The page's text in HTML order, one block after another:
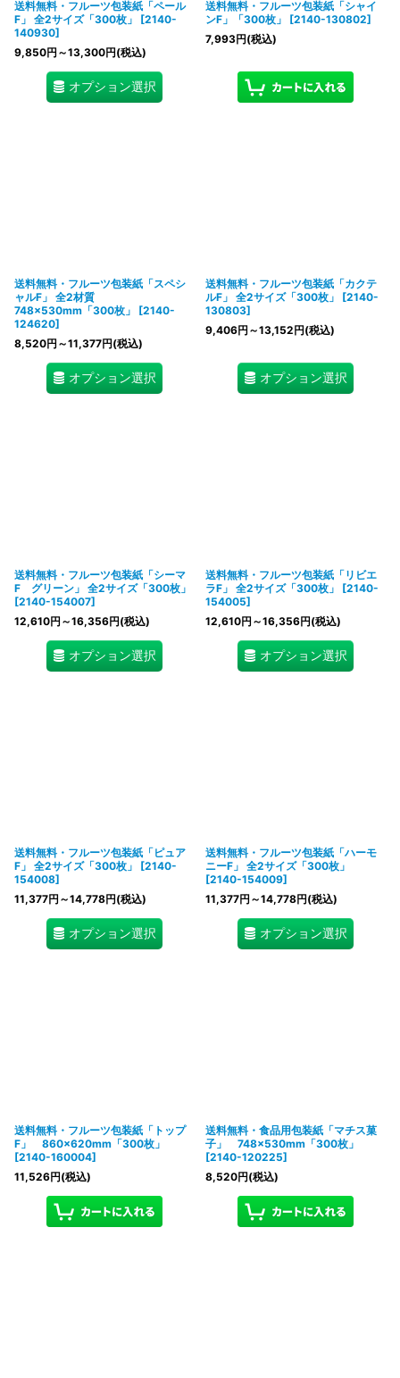
送料無料・フルーツ包装紙「ペール
F」 全2サイズ「300枚」
[2140-
140930]
9,850円 ～13,300円(税込)
オプション選択
送料無料・フルーツ包装紙「シャイ
ンF」「300枚」
[2140-130802]
7,993円(税込)
送料無料・フルーツ包装紙「スペシ
ャルF」 全2材質
748×530mm「300枚」
[2140-
124620]
8,520円 ～11,377円(税込)
オプション選択
送料無料・フルーツ包装紙「カクテ
ルF」 全2サイズ「300枚」
[2140-
130803]
9,406円 ～13,152円(税込)
オプション選択
送料無料・フルーツ包装紙「シーマ
F グリーン」 全2サイズ「300枚」
[2140-154007]
12,610円 ～16,356円(税込)
オプション選択
送料無料・フルーツ包装紙「リビエ
ラF」 全2サイズ「300枚」
[2140-
154005]
12,610円 ～16,356円(税込)
オプション選択
送料無料・フルーツ包装紙「ピュア
F」 全2サイズ「300枚」
[2140-
154008]
11,377円 ～14,778円(税込)
オプション選択
送料無料・フルーツ包装紙「ハーモ
ニーF」 全2サイズ「300枚」
[2140-154009]
11,377円 ～14,778円(税込)
オプション選択
送料無料・フルーツ包装紙「トップ
F」 860×620mm「300枚」
[2140-160004]
11,526円(税込)
送料無料・食品用包装紙「マチス菓
子」 748×530mm「300枚」
[2140-120225]
8,520円(税込)